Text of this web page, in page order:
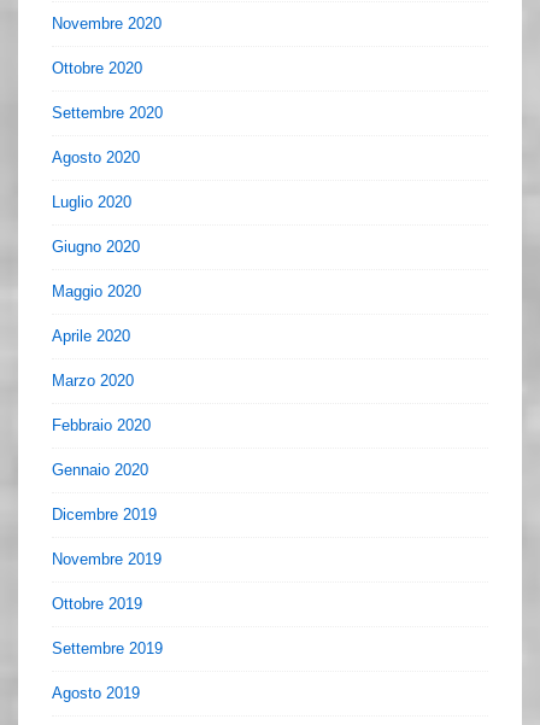
Novembre 2020
Ottobre 2020
Settembre 2020
Agosto 2020
Luglio 2020
Giugno 2020
Maggio 2020
Aprile 2020
Marzo 2020
Febbraio 2020
Gennaio 2020
Dicembre 2019
Novembre 2019
Ottobre 2019
Settembre 2019
Agosto 2019